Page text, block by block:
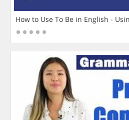
How to Use To Be in English -